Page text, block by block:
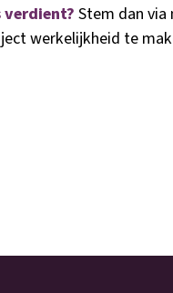
verdient? Stem dan
werkelijkheid te